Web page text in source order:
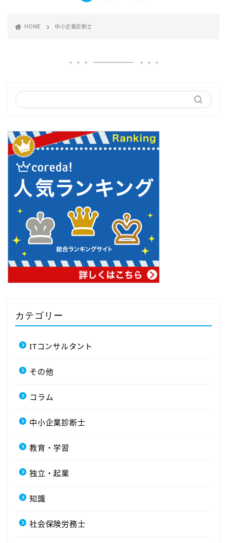
HOME 中小企業診断士
カテゴリー
ITコンサルタント
その他
コラム
中小企業診断士
教育・学習
独立・起業
知識
社会保険労務士